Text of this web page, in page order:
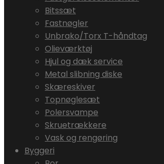
Bitssæt
Fastnøgler
Unbrako/Torx T-håndtag
Olieværktøj
Hjul og dæk service
Metal slibning diske
Skæreskiver
Topnøglesæt
Polersvampe
Skruetrækkere
Vask og rengøring
Byggeri